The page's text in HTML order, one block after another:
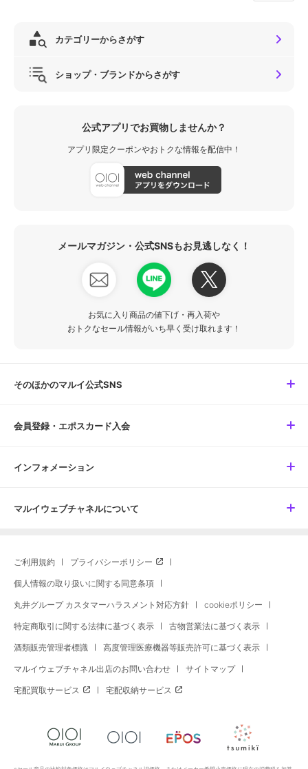
カテゴリーからさがす
ショップ・ブランドからさがす
公式アプリでお買物しませんか？
アプリ限定クーポンやおトクな情報を配信中！
メールマガジン・公式SNSもお見逃しなく！
お気に入り商品の値下げ・再入荷や
おトクなセール情報がいち早く受け取れます！
そのほかのマルイ公式SNS
会員登録・エポスカード入会
インフォメーション
マルイウェブチャネルについて
ご利用規約 プライバシーポリシー
個人情報の取り扱いに関する同意条項
丸井グループ カスタマーハラスメント対応方針 cookieポリシー
特定商取引に関する法律に基づく表示 古物営業法に基づく表示
酒類販売管理者標識 高度管理医療機器等販売許可に基づく表示
マルイウェブチャネル出店のお問い合わせ サイトマップ
宅配買取サービス 宅配収納サービス